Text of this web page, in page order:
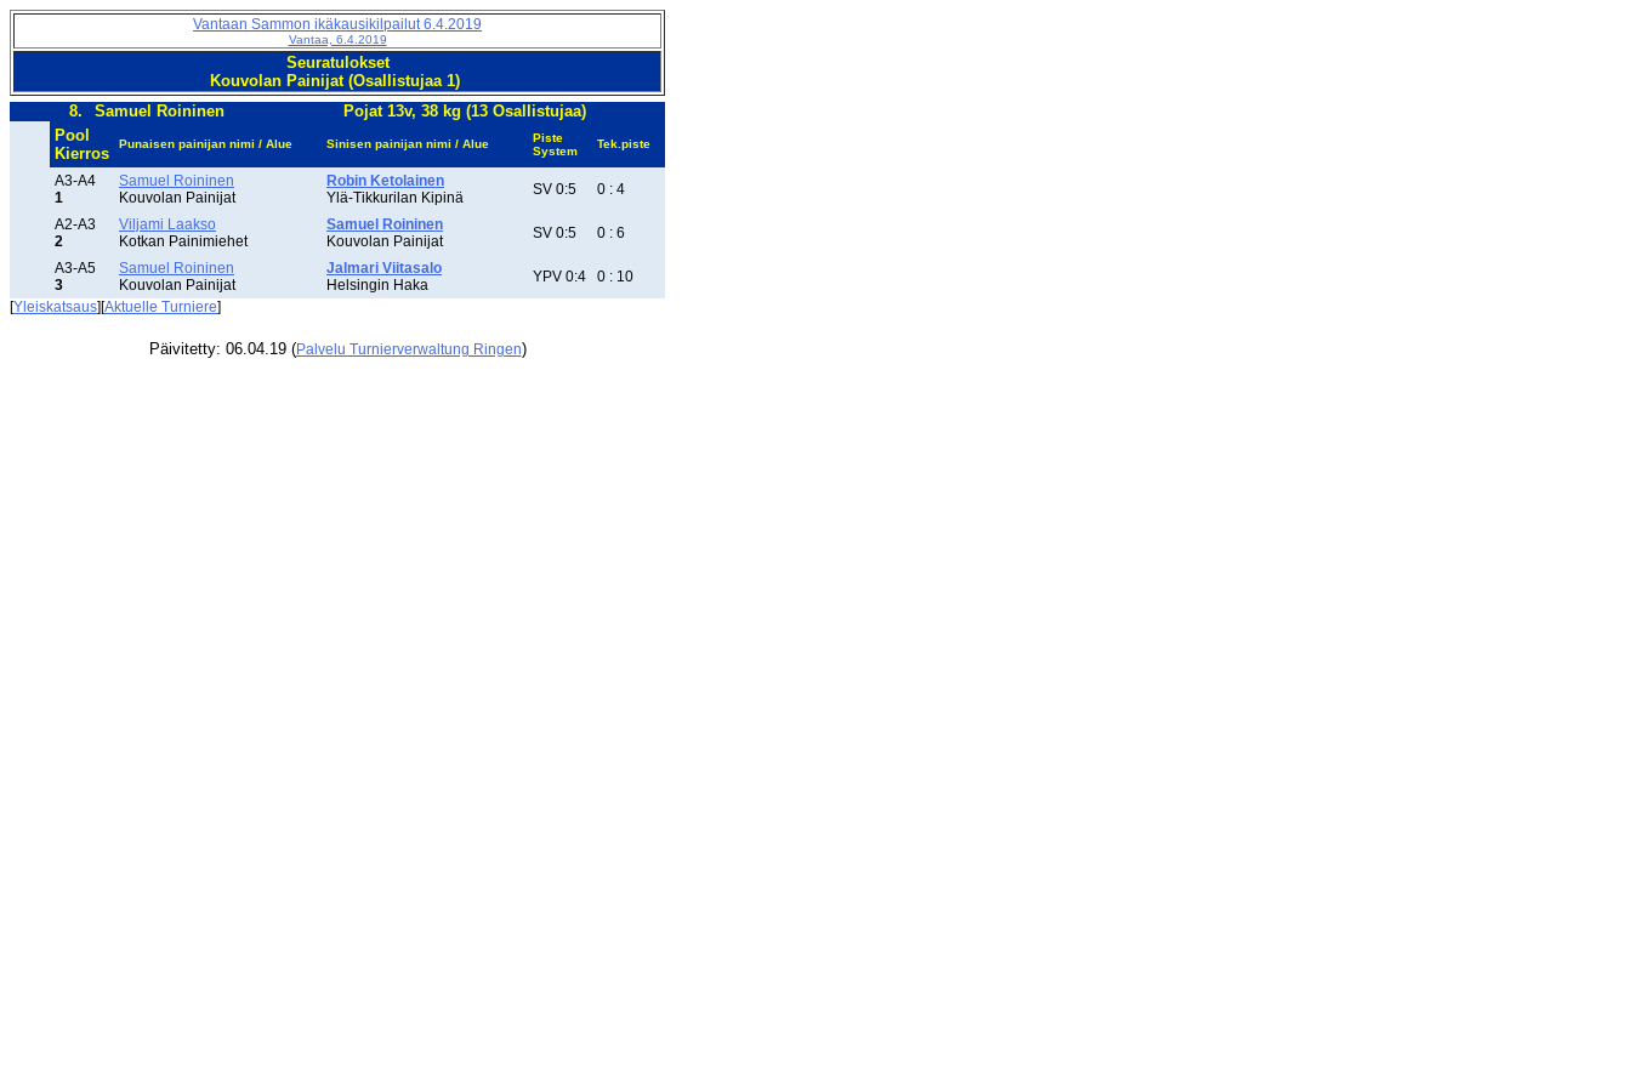
Vantaan Sammon ikäkausikilpailut 6.4.2019
Vantaa, 6.4.2019
Seuratulokset
Kouvolan Painijat (Osallistujaa 1)
8.
Samuel Roininen
Pojat 13v, 38 kg (13 Osallistujaa)
Pool
Kierros
Punaisen painijan nimi / Alue Sinisen painijan nimi / Alue
Piste
System
Tek.piste
A3-A4
1
Samuel Roininen
Kouvolan Painijat
Robin Ketolainen
Ylä-Tikkurilan Kipinä
SV 0:5 0 : 4
A2-A3
2
Viljami Laakso
Kotkan Painimiehet
Samuel Roininen
Kouvolan Painijat
SV 0:5 0 : 6
A3-A5
3
Samuel Roininen
Kouvolan Painijat
Jalmari Viitasalo
Helsingin Haka
YPV 0:4
0 : 10
[Yleiskatsaus][Aktuelle Turniere]
Päivitetty: 06.04.19 (Palvelu Turnierverwaltung Ringen)